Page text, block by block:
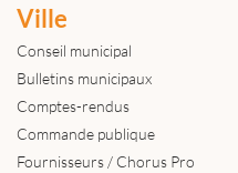
Ville
Conseil municipal
Bulletins municipaux
Comptes-rendus
Commande publique
Fournisseurs / Chorus Pro